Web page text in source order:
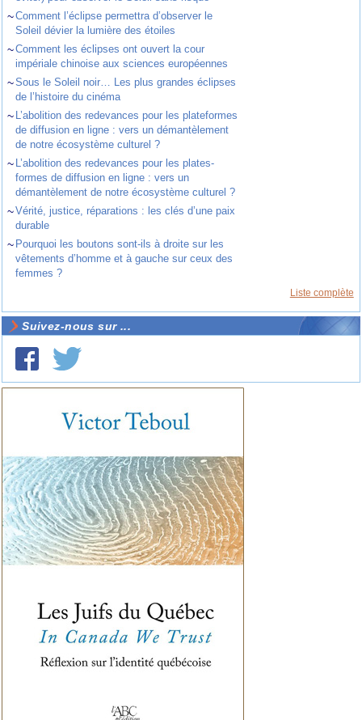
~Comment l’éclipse permettra d’observer le
Soleil dévier la lumière des étoiles
~Comment les éclipses ont ouvert la cour
impériale chinoise aux sciences européennes
~Sous le Soleil noir… Les plus grandes éclipses
de l’histoire du cinéma
~ L’abolition des redevances pour les plateformes
de diffusion en ligne : vers un démantèlement
de notre écosystème culturel ?
~ L’abolition des redevances pour les plates-
formes de diffusion en ligne : vers un
démantèlement de notre écosystème culturel ?
~Vérité, justice, réparations : les clés d’une paix
durable
~ Pourquoi les boutons sont-ils à droite sur les
vêtements d’homme et à gauche sur ceux des
femmes ?
Liste complète
Suivez-nous sur ...